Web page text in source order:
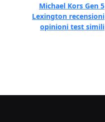
Michael Kors Gen 5
Lexington recensioni
opinioni test simili